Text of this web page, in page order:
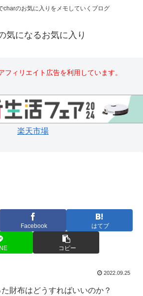
charのお気に入りをメモしていくブログ
気になるお気に入り
フィリエイト広告を利用しています。
楽天市場
Facebook はてブ
コピー
2022.09.25
財布はどうすればいいのか？